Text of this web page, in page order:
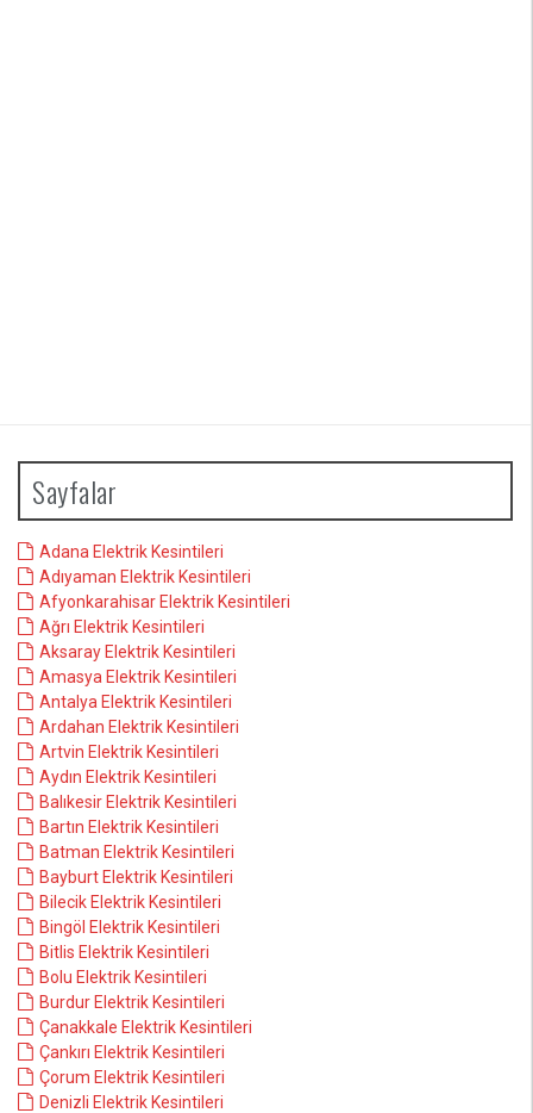
Sayfalar
Adana Elektrik Kesintileri
Adıyaman Elektrik Kesintileri
Afyonkarahisar Elektrik Kesintileri
Ağrı Elektrik Kesintileri
Aksaray Elektrik Kesintileri
Amasya Elektrik Kesintileri
Antalya Elektrik Kesintileri
Ardahan Elektrik Kesintileri
Artvin Elektrik Kesintileri
Aydın Elektrik Kesintileri
Balıkesir Elektrik Kesintileri
Bartın Elektrik Kesintileri
Batman Elektrik Kesintileri
Bayburt Elektrik Kesintileri
Bilecik Elektrik Kesintileri
Bingöl Elektrik Kesintileri
Bitlis Elektrik Kesintileri
Bolu Elektrik Kesintileri
Burdur Elektrik Kesintileri
Çanakkale Elektrik Kesintileri
Çankırı Elektrik Kesintileri
Çorum Elektrik Kesintileri
Denizli Elektrik Kesintileri